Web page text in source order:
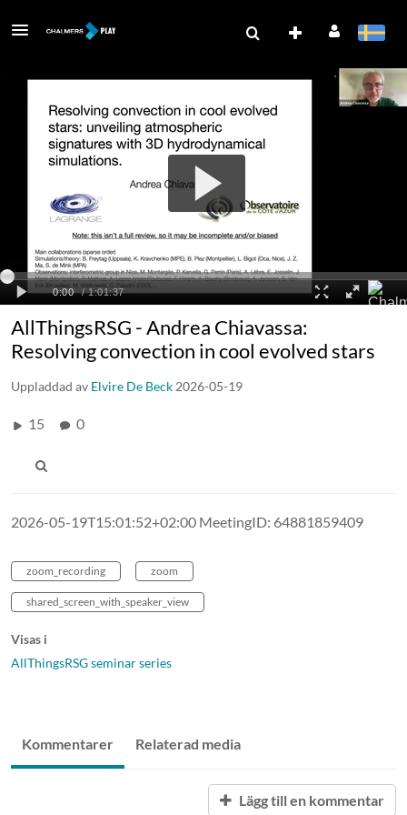
AllThingsRSG - Andrea Chiavassa:
Resolving convection in cool evolved stars
Uppladdad av Elvire De Beck 2026-05-19
15 0
2026-05-19T15:01:52+02:00 MeetingID: 64881859409
zoom_recording zoom
shared_screen_with_speaker_view
Visas i
AllThingsRSG seminar series
Kommentarer Relaterad media
Lägg till en kommentar